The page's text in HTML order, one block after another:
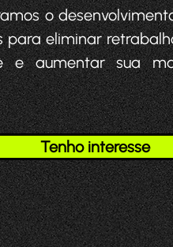
o
para eliminar
e aumentar sua
Tenho interesse